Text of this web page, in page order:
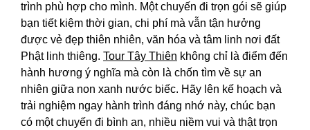
trình phù hợp cho mình. Một chuyến đi trọn gói sẽ giúp
bạn tiết kiệm thời gian, chi phí mà vẫn tận hưởng
được vẻ đẹp thiên nhiên, văn hóa và tâm linh nơi đất
Phật linh thiêng. Tour Tây Thiên không chỉ là điểm đến
hành hương ý nghĩa mà còn là chốn tìm về sự an
nhiên giữa non xanh nước biếc. Hãy lên kế hoạch và
trải nghiệm ngay hành trình đáng nhớ này, chúc bạn
có một chuyến đi bình an, nhiều niềm vui và thật trọn